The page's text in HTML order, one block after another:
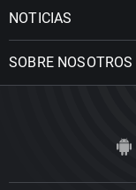
NOTICIAS
SOBRE NOSOTROS